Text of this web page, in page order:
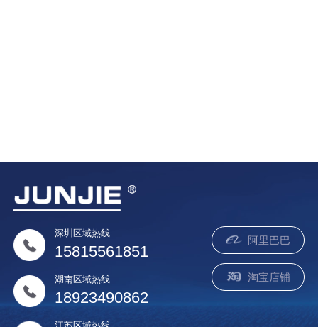
阿里巴巴
淘宝店铺
深圳区域热线
15815561851
湖南区域热线
18923490862